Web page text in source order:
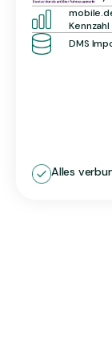
Kennzahl
DMS
Alles